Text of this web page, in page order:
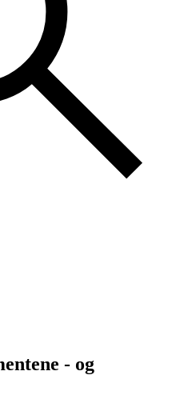
- og